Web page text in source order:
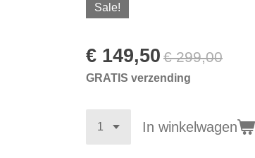
Sale!
€ 149,50 € 299,00
GRATIS verzending
In winkelwagen